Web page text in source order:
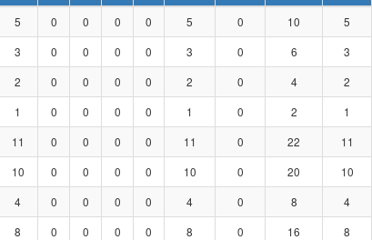
5 0 0 0 0 5 0 10 5
3 0 0 0 0 3 0 6 3
2 0 0 0 0 2 0 4 2
1 0 0 0 0 1 0 2 1
11 0 0 0 0 11 0 22 11
10 0 0 0 0 10 0 20 10
4 0 0 0 0 4 0 8 4
8 0 0 0 0 8 0 16 8